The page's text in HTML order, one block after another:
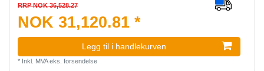
RRP NOK 36,528.27
NOK 31,120.81 *
Legg til i handlekurven
* Inkl. MVAeks. forsendelse